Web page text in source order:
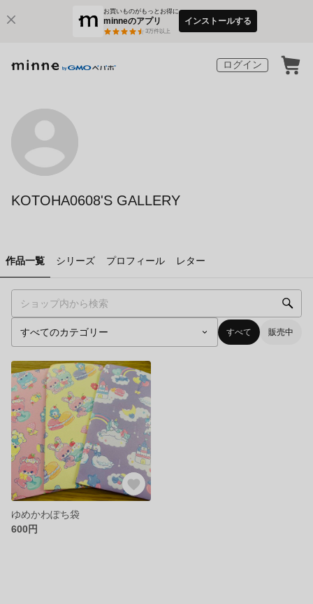
お買いものがもっとお得に
minneのアプリ
3万件以上
インストールする
ログイン
KOTOHA0608'S GALLERY
作品一覧 シリーズ プロフィール レター
すべて 販売中
ゆめかわぽち袋
600円